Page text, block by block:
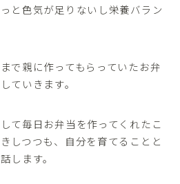
と色気が足りないし栄養バラン
で親に作ってもらっていたお弁
ていきます。
て毎日お弁当を作ってくれたこ
しつつも、自分を育てることと
します。